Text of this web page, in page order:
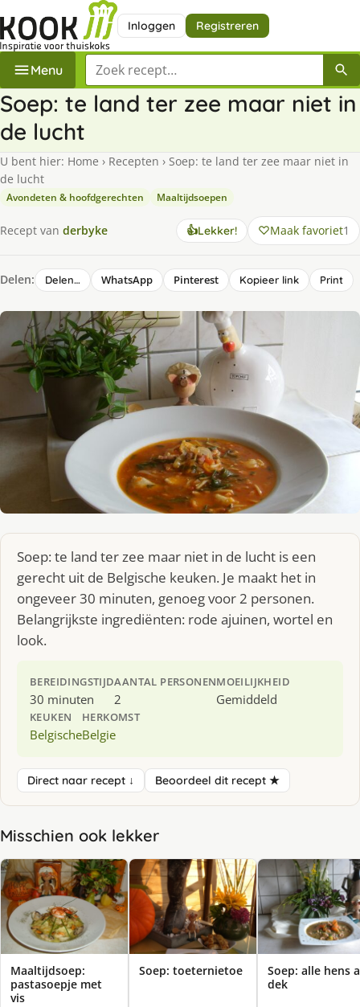
Inloggen Registreren
Menu Zoek een recept
Soep: te land ter zee maar niet in
de lucht
U bent hier: Home › Recepten › Soep: te land ter zee maar niet in
de lucht
Avondeten & hoofdgerechten Maaltijdsoepen
Recept van derbyke 👍Lekker! Maak favoriet1
Delen: Delen… WhatsApp Pinterest Kopieer link Print
Soep: te land ter zee maar niet in de lucht is een
gerecht uit de Belgische keuken. Je maakt het in
ongeveer 30 minuten, genoeg voor 2 personen.
Belangrijkste ingrediënten: rode ajuinen, wortel en
look.
BEREIDINGSTIJD
30 minuten
AANTAL PERSONEN
2
MOEILIJKHEID
Gemiddeld
KEUKEN
Belgische
HERKOMST
Belgie
Direct naar recept ↓ Beoordeel dit recept ★
Misschien ook lekker
Maaltijdsoep:
pastasoepje met
vis
Soep: toeternietoe
Soep: alle hens
dek